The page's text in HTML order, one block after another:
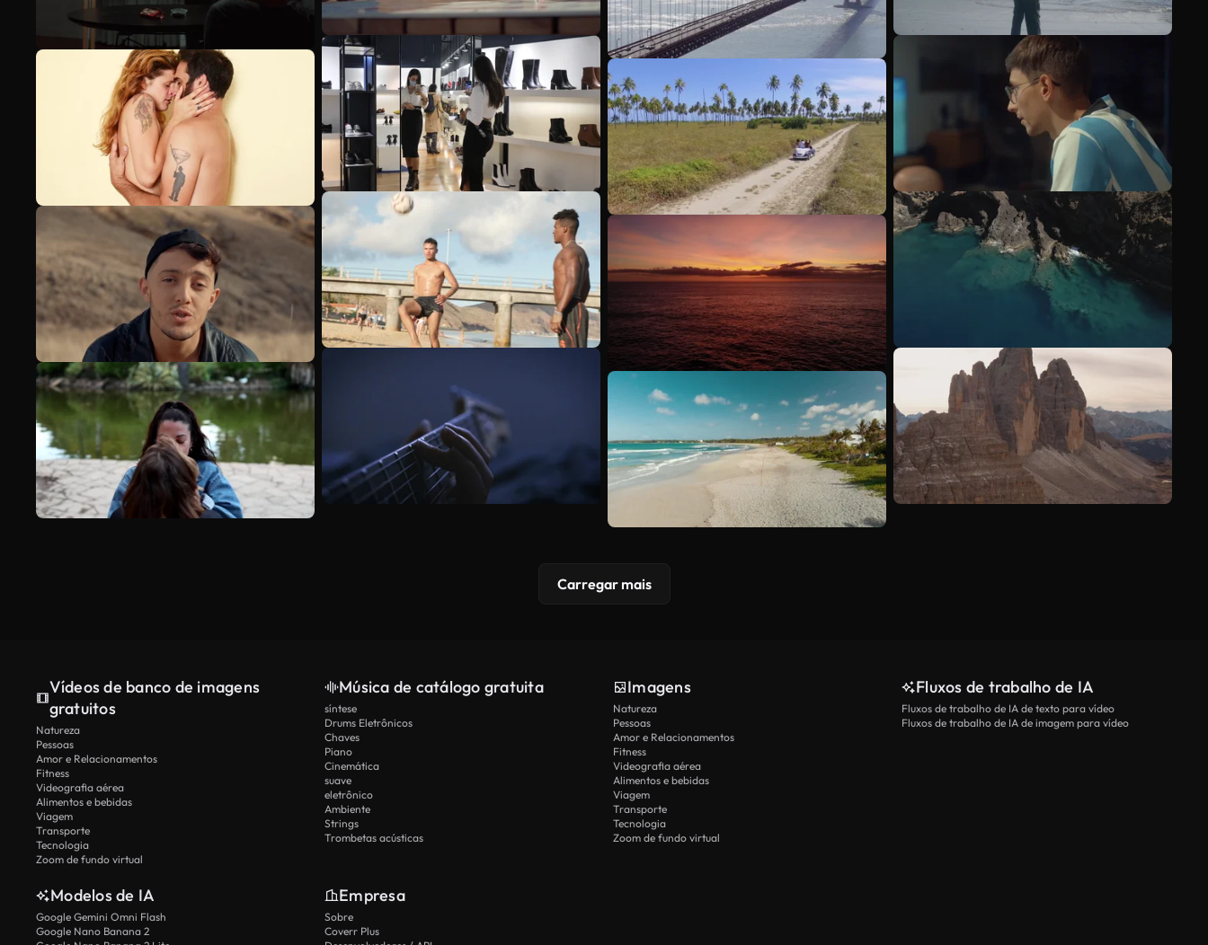
Carregar mais
Vídeos de banco de imagens
gratuitos
Natureza
Pessoas
Amor e Relacionamentos
Fitness
Videografia aérea
Alimentos e bebidas
Viagem
Transporte
Tecnologia
Zoom de fundo virtual
Música de catálogo gratuita
síntese
Drums Eletrônicos
Chaves
Piano
Cinemática
suave
eletrônico
Ambiente
Strings
Trombetas acústicas
Imagens
Natureza
Pessoas
Amor e Relacionamentos
Fitness
Videografia aérea
Alimentos e bebidas
Viagem
Transporte
Tecnologia
Zoom de fundo virtual
Fluxos de trabalho de IA
Fluxos de trabalho de IA de texto para vídeo
Fluxos de trabalho de IA de imagem para vídeo
Modelos de IA
Google Gemini Omni Flash
Google Nano Banana 2
Empresa
Sobre
Coverr Plus